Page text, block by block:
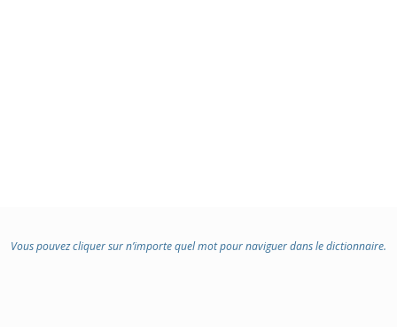
Vous pouvez cliquer sur n’importe quel mot pour naviguer dans le dictionnaire.